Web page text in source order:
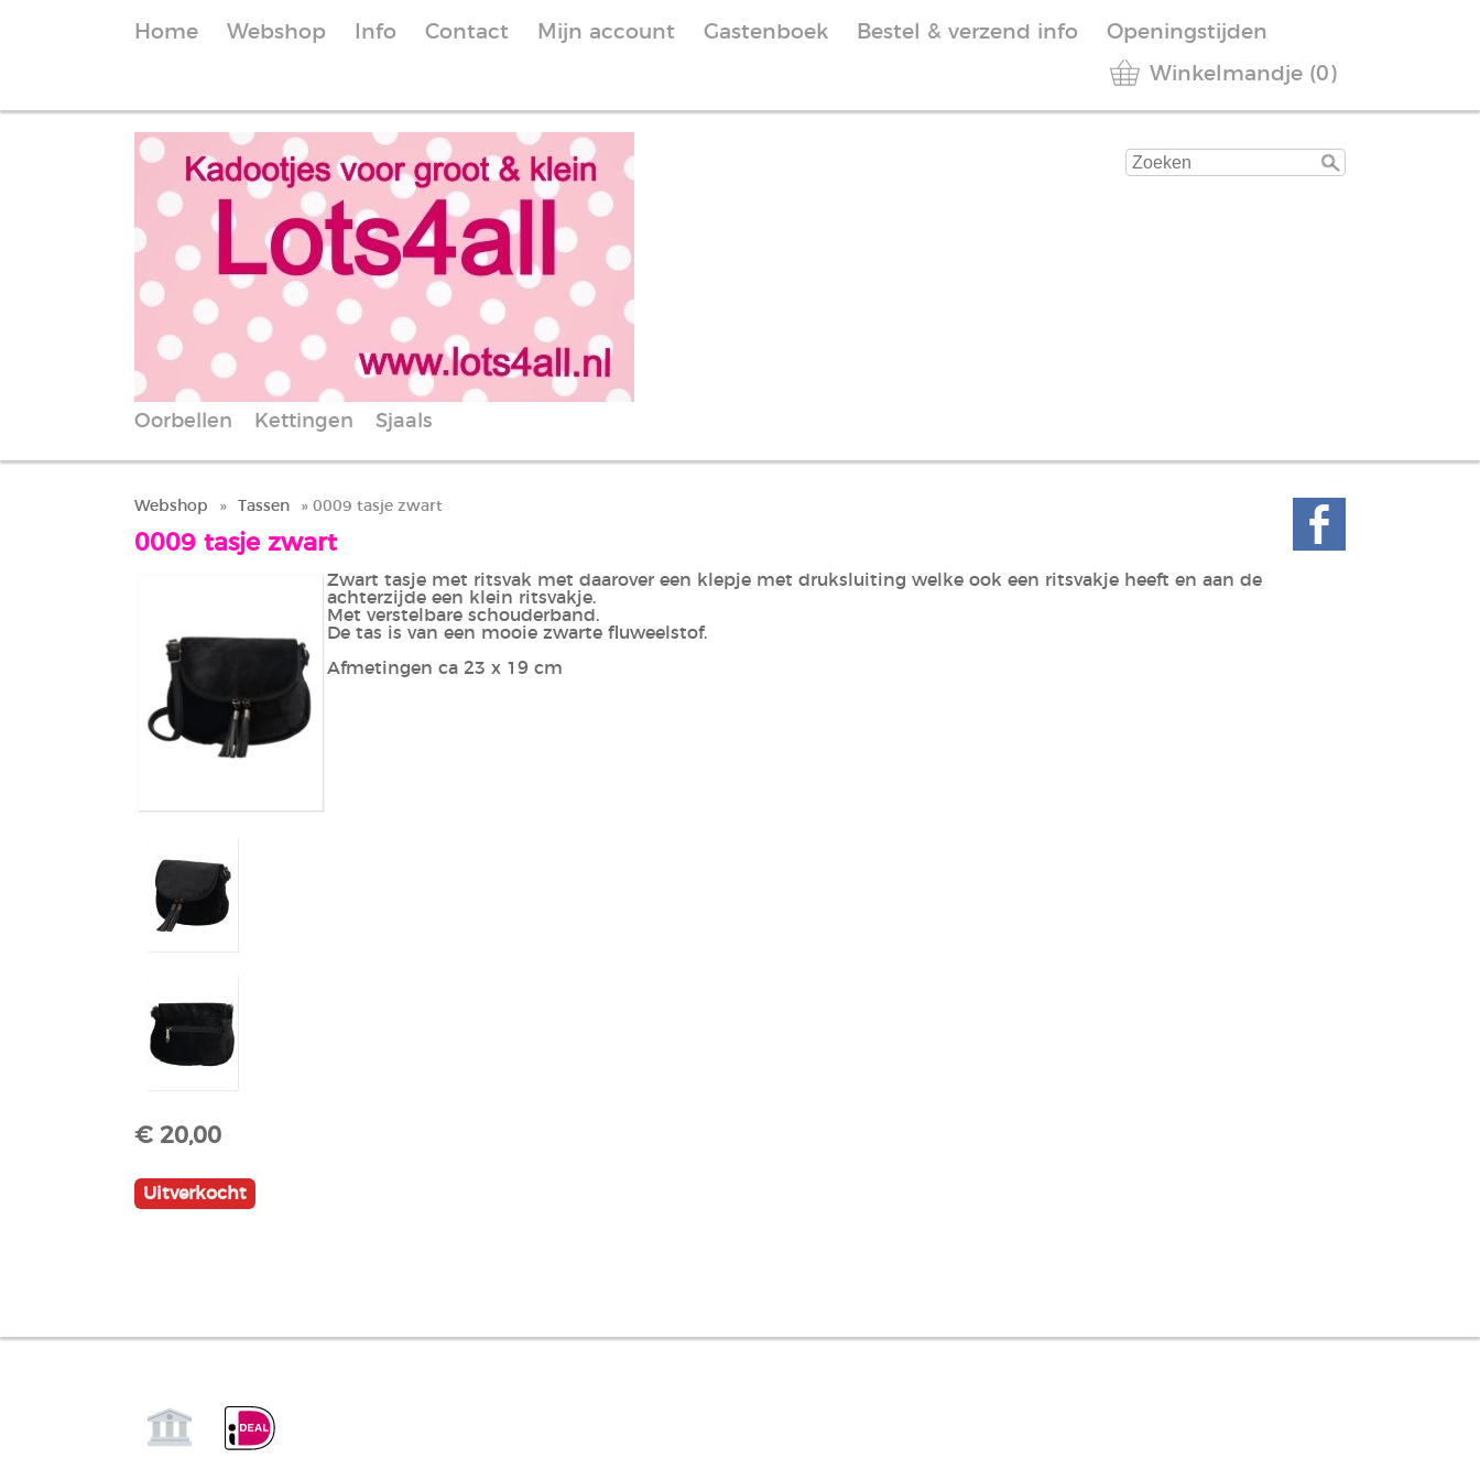
Home Webshop Info Contact Mijn account Gastenboek Bestel & verzend info Openingstijden
Winkelmandje (0)
Oorbellen Kettingen Sjaals
Webshop » Tassen » 0009 tasje zwart
0009 tasje zwart
Zwart tasje met ritsvak met daarover een klepje met druksluiting welke ook een ritsvakje heeft en aan de
achterzijde een klein ritsvakje.
Met verstelbare schouderband.
De tas is van een mooie zwarte fluweelstof.
Afmetingen ca 23 x 19 cm
€ 20,00
Uitverkocht